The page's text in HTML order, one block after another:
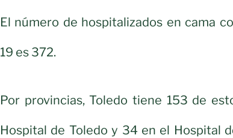
El número de hospitalizados en cama
19 es 372.
Por provincias, Toledo tiene 153 de
Hospital de Toledo y 34 en el Hospital